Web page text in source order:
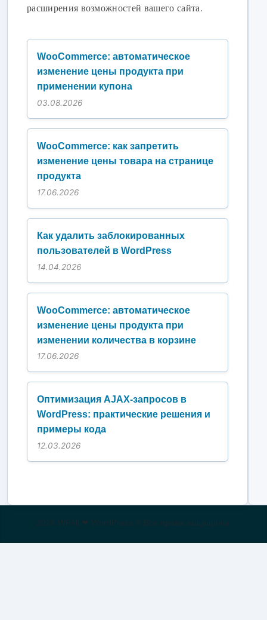
расширения возможностей вашего сайта.
WooCommerce: автоматическое
изменение цены продукта при
применении купона
03.08.2026
WooCommerce: как запретить
изменение цены товара на странице
продукта
17.06.2026
Как удалить заблокированных
пользователей в WordPress
14.04.2026
WooCommerce: автоматическое
изменение цены продукта при
изменении количества в корзине
17.06.2026
Оптимизация AJAX-запросов в
WordPress: практические решения и
примеры кода
12.03.2026
2026 WPAll ❤ WordPress © Все права защищены.